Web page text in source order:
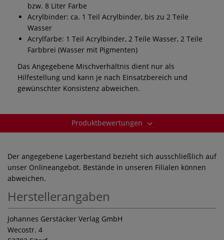
bzw. 8 Liter Farbe
Acrylbinder: ca. 1 Teil Acrylbinder, bis zu 2 Teile
Wasser
Acrylfarbe: 1 Teil Acrylbinder, 2 Teile Wasser, 2 Teile
Farbbrei (Wasser mit Pigmenten)
Das Angegebene Mischverhältnis dient nur als
Hilfestellung und kann je nach Einsatzbereich und
gewünschter Konsistenz abweichen.
Produktbewertungen
Der angegebene Lagerbestand bezieht sich ausschließlich auf
unser Onlineangebot. Bestände in unseren Filialen können
abweichen.
Herstellerangaben
Johannes Gerstäcker Verlag GmbH
Wecostr. 4